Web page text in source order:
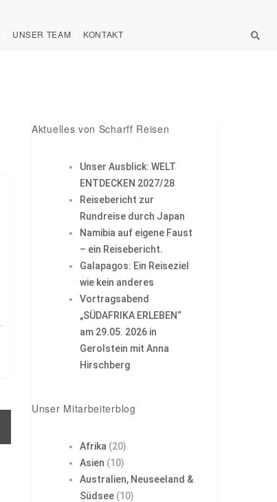
UNSER TEAM KONTAKT
Aktuelles von Scharff Reisen
Unser Ausblick: WELT
ENTDECKEN 2027/28
Reisebericht zur
Rundreise durch Japan
Namibia auf eigene Faust
– ein Reisebericht.
Galapagos: Ein Reiseziel
wie kein anderes
Vortragsabend
„SÜDAFRIKA ERLEBEN“
am 29.05. 2026 in
Gerolstein mit Anna
Hirschberg
Unser Mitarbeiterblog
Afrika (20)
Asien (10)
Australien, Neuseeland &
Südsee (10)